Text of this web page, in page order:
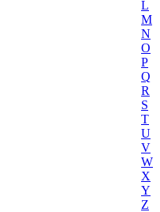
L
M
N
O
P
Q
R
S
T
U
V
W
X
Y
Z